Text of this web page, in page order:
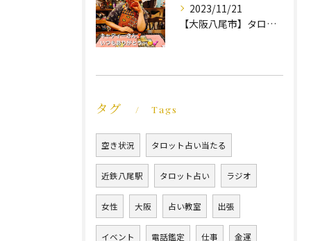
2023/11/21
【大阪八尾市】タロット占い教室｜イベント｜地球館｜ほんわか笑福占い☆久笑
タグ Tags
空き状況 タロット占い当たる
近鉄八尾駅 タロット占い ラジオ
女性 大阪 占い教室 出張
イベント 電話鑑定 仕事 金運